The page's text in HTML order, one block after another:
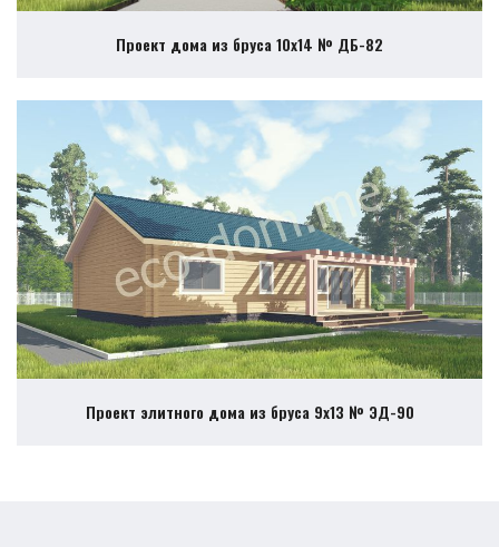
Проект дома из бруса 10х14 № ДБ-82
Проект элитного дома из бруса 9х13 № ЭД-90